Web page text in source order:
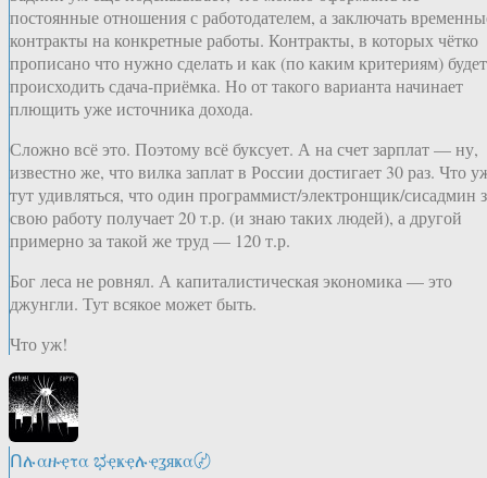
постоянные отношения с работодателем, а заключать
контракты на конкретные работы. Контракты, в которых чётко
прописано что нужно сделать и как (по каким критериям) будет
происходить сдача-приёмка. Но от такого варианта начинает
плющить уже источника дохода.
Сложно всё это. Поэтому всё буксует. А на счет зарплат — ну,
известно же, что вилка заплат в России достигает 30 раз. Что
тут удивляться, что один программист/электронщик/сисадмин
свою работу получает 20 т.р. (и знаю таких людей), а другой
примерно за такой же труд — 120 т.р.
Бог леса не ровнял. А капиталистическая экономика — это
джунгли. Тут всякое может быть.
Что уж!
Ոሉαዙҿτα ಭҿҝҿሉҿʓяҝα〄